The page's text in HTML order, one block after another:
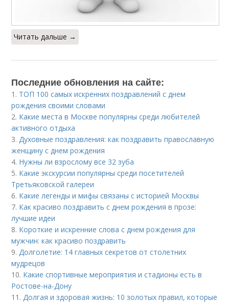
Читать дальше →
Последние обновления на сайте:
1. ТОП 100 самых искренних поздравлений с днем
рождения своими словами
2. Какие места в Москве популярны среди любителей
активного отдыха
3. Духовные поздравления: как поздравить православную
женщину с днем рождения
4. Нужны ли взрослому все 32 зуба
5. Какие экскурсии популярны среди посетителей
Третьяковской галереи
6. Какие легенды и мифы связаны с историей Москвы
7. Как красиво поздравить с днем рождения в прозе:
лучшие идеи
8. Короткие и искренние слова с днем рождения для
мужчин: как красиво поздравить
9. Долголетие: 14 главных секретов от столетних
мудрецов
10. Какие спортивные мероприятия и стадионы есть в
Ростове-на-Дону
11. Долгая и здоровая жизнь: 10 золотых правил, которые